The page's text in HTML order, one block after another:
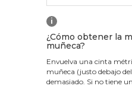
i
¿Cómo obtener la
muñeca?
Envuelva una cinta
muñeca (justo debajo
demasiado. Si no tiene